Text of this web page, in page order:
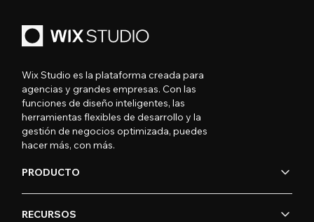
Wix Studio es la plataforma creada para
agencias y grandes empresas. Con las
funciones de diseño inteligentes, las
herramientas flexibles de desarrollo y la
gestión de negocios optimizada, puedes
hacer más, con más.
PRODUCTO
RECURSOS